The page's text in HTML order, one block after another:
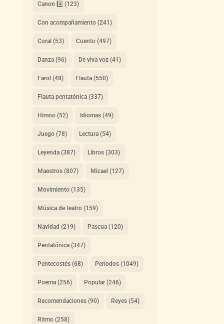
Canon 4️⃣ (123)
Con acompañamiento(241)
Coral (53) Cuento(497)
Danza(96) De viva voz(41)
Farol (48) Flauta(550)
Flauta pentatónica(337)
Himno(52) Idiomas(49)
Juego(78) Lectura(54)
Leyenda(387) Libros(303)
Maestros(807) Micael (127)
Movimiento(135)
Música de teatro(159)
Navidad (219) Pascua(120)
Pentatónica(347)
Pentecostés(68) Periodos(1049)
Poema(256) Popular(246)
Recomendaciones(90) Reyes(54)
Ritmo(258)